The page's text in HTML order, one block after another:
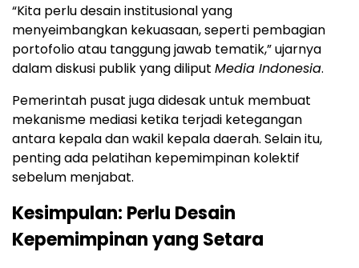
“Kita perlu desain institusional yang
menyeimbangkan kekuasaan, seperti pembagian
portofolio atau tanggung jawab tematik,” ujarnya
dalam diskusi publik yang diliput Media Indonesia.
Pemerintah pusat juga didesak untuk membuat
mekanisme mediasi ketika terjadi ketegangan
antara kepala dan wakil kepala daerah. Selain itu,
penting ada pelatihan kepemimpinan kolektif
sebelum menjabat.
Kesimpulan: Perlu Desain
Kepemimpinan yang Setara